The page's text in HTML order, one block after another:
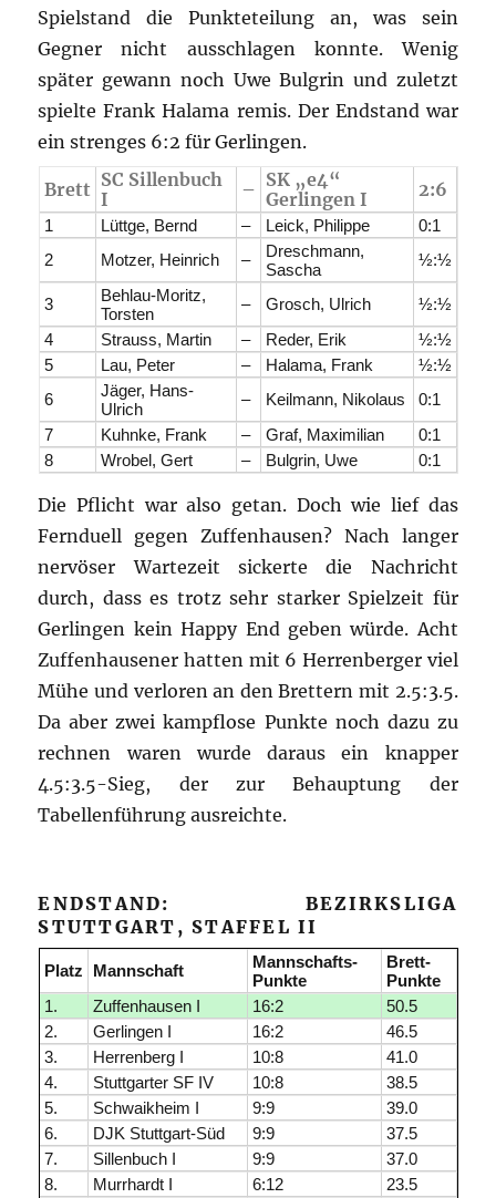
Spielstand die Punkteteilung an, was sein
Gegner nicht ausschlagen konnte. Wenig
später gewann noch Uwe Bulgrin und zuletzt
spielte Frank Halama remis. Der Endstand war
ein strenges 6:2 für Gerlingen.
Brett SC Sillenbuch
I
– SK „e4“
Gerlingen I
2:6
1 Lüttge, Bernd – Leick, Philippe
0:1
2
Motzer, Heinrich –
Dreschmann,
Sascha
½:½
3
Behlau-Moritz,
Torsten
– Grosch, Ulrich
½:½
4
Strauss, Martin – Reder, Erik
½:½
5
Lau, Peter – Halama, Frank
½:½
6
Jäger, Hans-
Ulrich
– Keilmann, Nikolaus
0:1
7
Kuhnke, Frank – Graf, Maximilian
0:1
8
Wrobel, Gert – Bulgrin, Uwe 0:1
Die Pflicht war also getan. Doch wie lief das
Fernduell gegen Zuffenhausen? Nach langer
nervöser Wartezeit sickerte die Nachricht
durch, dass es trotz sehr starker Spielzeit für
Gerlingen kein Happy End geben würde. Acht
Zuffenhausener hatten mit 6 Herrenberger viel
Mühe und verloren an den Brettern mit 2.5:3.5.
Da aber zwei kampflose Punkte noch dazu zu
rechnen waren wurde daraus ein knapper
4.5:3.5-Sieg, der zur Behauptung der
Tabellenführung ausreichte.
ENDSTAND: BEZIRKSLIGA
STUTTGART, STAFFEL II
Platz Mannschaft
Mannschafts-
Punkte
Brett-
Punkte
1.
Zuffenhausen I 16:2
50.5
2.
Gerlingen I 16:2
46.5
3.
Herrenberg I 10:8
41.0
4.
Stuttgarter SF IV 10:8
38.5
5.
Schwaikheim I 9:9
39.0
6.
DJK Stuttgart-Süd 9:9
37.5
7.
Sillenbuch I 9:9
37.0
8.
Murrhardt I 6:12 23.5